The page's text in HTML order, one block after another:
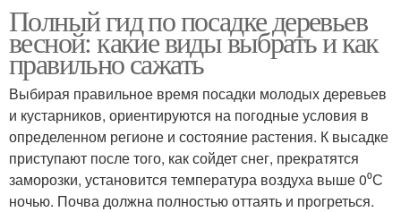
Полный гид по посадке деревьев
весной: какие виды выбрать и как
правильно сажать
Выбирая правильное время посадки молодых деревьев
и кустарников, ориентируются на погодные условия в
определенном регионе и состояние растения. К высадке
приступают после того, как сойдет снег, прекратятся
заморозки, установится температура воздуха выше 0⁰С
ночью. Почва должна полностью оттаять и прогреться.